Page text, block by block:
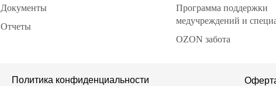
Документы
Отчеты
Программа поддержки
медучреждений и
OZON забота
Политика конфиденциальности